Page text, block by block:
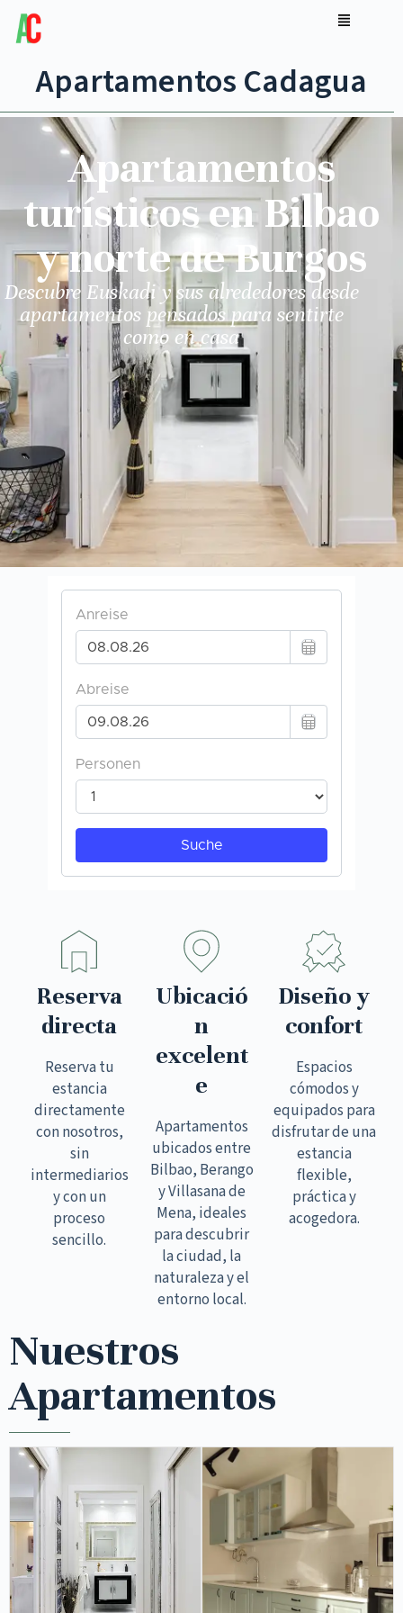
Apartamentos Cadagua
Apartamentos
turísticos en Bilbao
y norte de Burgos
Descubre Euskadi y sus alrededores desde
apartamentos pensados para sentirte
como en casa
Reserva
directa
Reserva tu
estancia
directamente
con nosotros,
sin
intermediarios
y con un
proceso
sencillo.
Ubicació
n
excelent
e
Apartamentos
ubicados entre
Bilbao, Berango
y Villasana de
Mena, ideales
para descubrir
la ciudad, la
naturaleza y el
entorno local.
Diseño y
confort
Espacios
cómodos y
equipados para
disfrutar de una
estancia
flexible,
práctica y
acogedora.
Nuestros
Apartamentos